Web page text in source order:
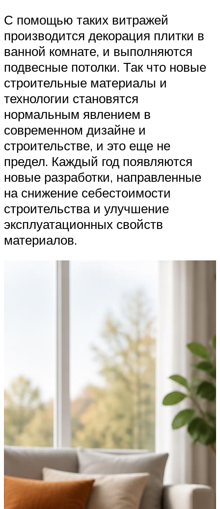
С помощью таких витражей
производится декорация плитки в
ванной комнате, и выполняются
подвесные потолки. Так что новые
строительные материалы и
технологии становятся
нормальным явлением в
современном дизайне и
строительстве, и это еще не
предел. Каждый год появляются
новые разработки, направленные
на снижение себестоимости
строительства и улучшение
эксплуатационных свойств
материалов.